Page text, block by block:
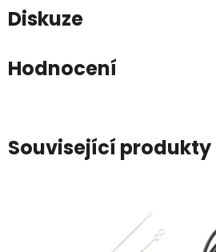
Diskuze
Hodnocení
Související produkty